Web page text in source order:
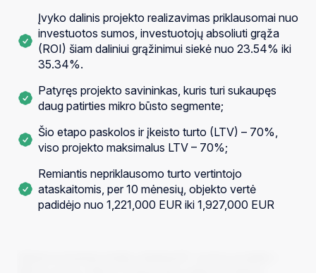
Įvyko dalinis projekto realizavimas priklausomai nuo
investuotos sumos, investuotojų absoliuti grąža
(ROI) šiam daliniui grąžinimui siekė nuo 23.54% iki
35.34%.
Patyręs projekto savininkas, kuris turi sukaupęs
daug patirties mikro būsto segmente;
Šio etapo paskolos ir įkeisto turto (LTV) – 70%,
viso projekto maksimalus LTV – 70%;
Remiantis nepriklausomo turto vertintojo
ataskaitomis, per 10 mėnesių, objekto vertė
padidėjo nuo 1,221,000 EUR iki 1,927,000 EUR